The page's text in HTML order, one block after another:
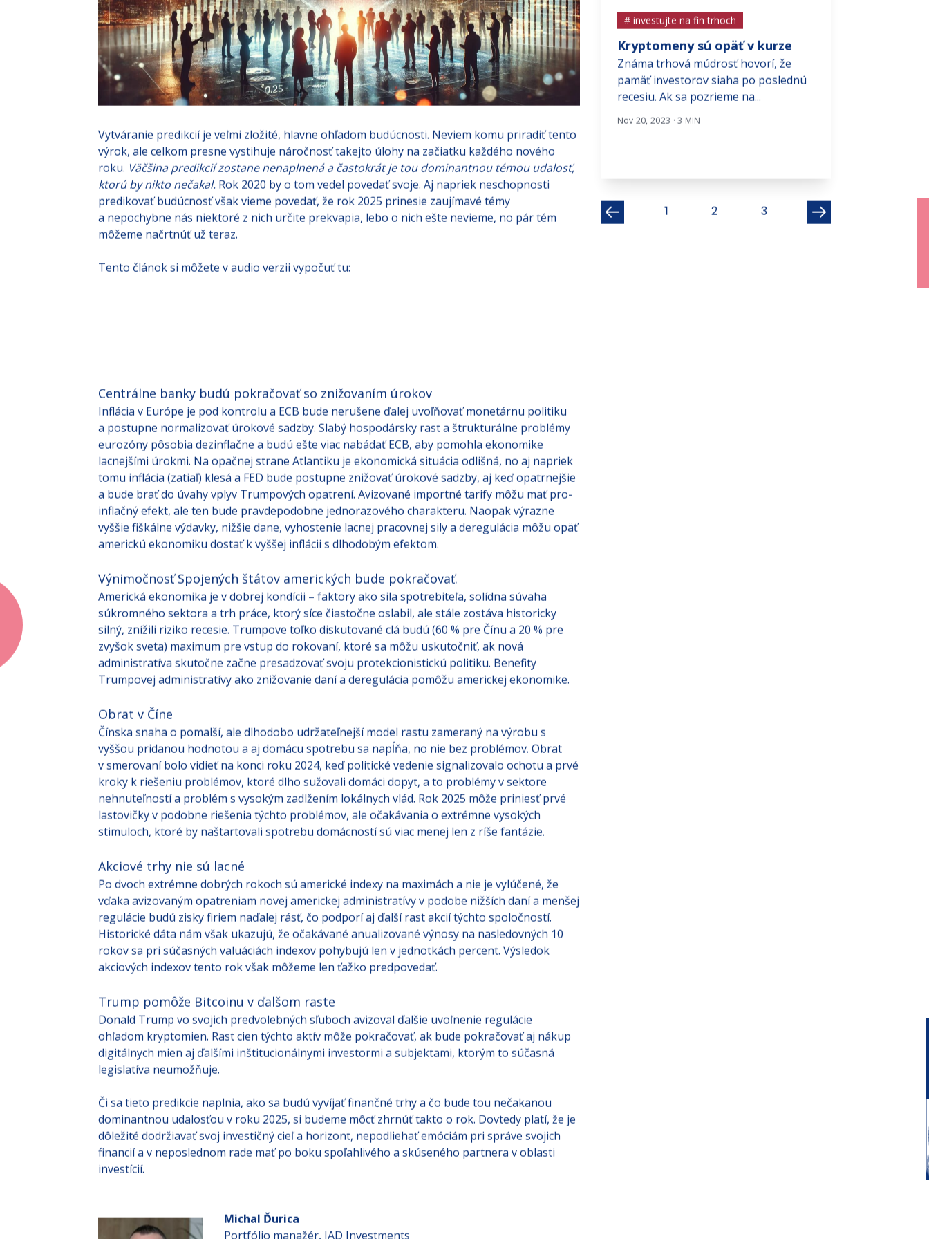
Vytváranie predikcií je veľmi zložité, hlavne ohľadom budúcnosti. Neviem komu priradiť tento
výrok, ale celkom presne vystihuje náročnosť takejto úlohy na začiatku každého nového
roku. Väčšina predikcií zostane nenaplnená a častokrát je tou dominantnou témou udalosť,
ktorú by nikto nečakal.Rok 2020 by o tom vedel povedať svoje. Aj napriek neschopnosti
predikovať budúcnosť však vieme povedať, že rok 2025 prinesie zaujímavé témy
a nepochybne nás niektoré z nich určite prekvapia, lebo o nich ešte nevieme, no pár tém
Centrálne banky budú pokračovať so znižovaním úrokov
Inflácia v Európe je pod kontrolu a ECB bude nerušene ďalej uvoľňovať monetárnu politiku
a postupne normalizovať úrokové sadzby. Slabý hospodársky rast a štrukturálne problémy
eurozóny pôsobia dezinflačne a budú ešte viac nabádať ECB, aby pomohla ekonomike
lacnejšími úrokmi. Na opačnej strane Atlantiku je ekonomická situácia odlišná, no aj napriek
tomu inflácia (zatiaľ) klesá a FED bude postupne znižovať úrokové sadzby, aj keď opatrnejšie
a bude brať do úvahy vplyv Trumpových opatrení. Avizované importné tarify môžu mať pro-
inflačný efekt, ale ten bude pravdepodobne jednorazového charakteru. Naopak výrazne
vyššie fiškálne výdavky, nižšie dane, vyhostenie lacnej pracovnej sily a deregulácia môžu opäť
Výnimočnosť Spojených štátov amerických bude pokračovať.
Americká ekonomika je v dobrej kondícii – faktory ako sila spotrebiteľa, solídna súvaha
súkromného sektora a trh práce, ktorý síce čiastočne oslabil, ale stále zostáva historicky
silný, znížili riziko recesie. Trumpove toľko diskutované clá budú (60 % pre Čínu a 20 % pre
zvyšok sveta) maximum pre vstup do rokovaní, ktoré sa môžu uskutočniť, ak nová
administratíva skutočne začne presadzovať svoju protekcionistickú politiku. Benefity
Obrat v Číne
Čínska snaha o pomalší, ale dlhodobo udržateľnejší model rastu zameraný na výrobu s
vyššou pridanou hodnotou a aj domácu spotrebu sa napĺňa, no nie bez problémov. Obrat
v smerovaní bolo vidieť na konci roku 2024, keď politické vedenie signalizovalo ochotu a prvé
kroky k riešeniu problémov, ktoré dlho sužovali domáci dopyt, a to problémy v sektore
nehnuteľností a problém s vysokým zadlžením lokálnych vlád. Rok 2025 môže priniesť prvé
lastovičky v podobne riešenia týchto problémov, ale očakávania o extrémne vysokých
Akciové trhy nie sú lacné
Po dvoch extrémne dobrých rokoch sú americké indexy na maximách a nie je vylúčené, že
vďaka avizovaným opatreniam novej americkej administratívy v podobe nižších daní a menšej
regulácie budú zisky firiem naďalej rásť, čo podporí aj ďalší rast akcií týchto spoločností.
Historické dáta nám však ukazujú, že očakávané anualizované výnosy na nasledovných 10
rokov sa pri súčasných valuáciách indexov pohybujú len v jednotkách percent. Výsledok
Trump pomôže Bitcoinu v ďalšom raste
Donald Trump vo svojich predvolebných sľuboch avizoval ďalšie uvoľnenie regulácie
ohľadom kryptomien. Rast cien týchto aktív môže pokračovať, ak bude pokračovať aj nákup
digitálnych mien aj ďalšími inštitucionálnymi investormi a subjektami, ktorým to súčasná
Či sa tieto predikcie naplnia, ako sa budú vyvíjať finančné trhy a čo bude tou nečakanou
dominantnou udalosťou v roku 2025, si budeme môcť zhrnúť takto o rok. Dovtedy platí, že je
dôležité dodržiavať svoj investičný cieľ a horizont, nepodliehať emóciám pri správe svojich
financií a v neposlednom rade mať po boku spoľahlivého a skúseného partnera v oblasti
# investujte na fin trhoch
V čom sú velikáni iní?
V rámci blogu IAD Investments vám
prinášame profily niekoľkých
Apr 19, 2022 · 8 MIN
# investujte na fin trhoch
Kryptomeny sú opäť v kurze
Známa trhová múdrosť hovorí, že
pamäť investorov siaha po poslednú
recesiu. Ak sa pozrieme na...